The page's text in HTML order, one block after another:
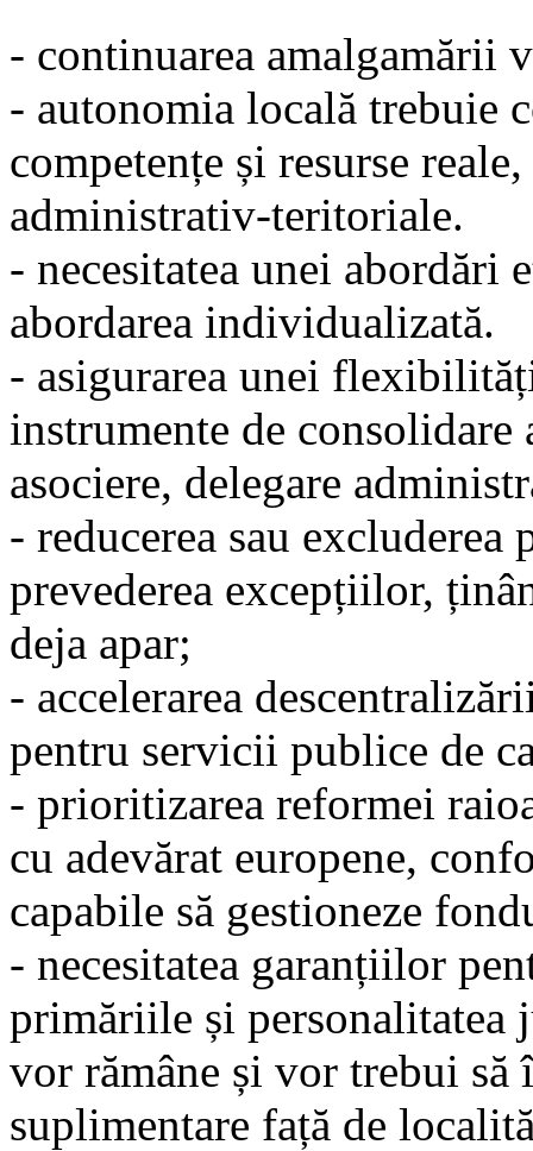
- continuarea amalgamării
- autonomia locală trebuie
competențe și resurse
administrativ-teritoriale.
- necesitatea unei abordări
abordarea individualizată.
- asigurarea unei
instrumente de
asociere, delegare
- reducerea sau
prevederea excepțiilor,
deja apar;
- accelerarea
pentru servicii publice de
- prioritizarea reformei
cu adevărat europene,
capabile să gestioneze
- necesitatea garanțiilor
primăriile și personalitatea
vor rămâne și vor trebui să
suplimentare față de